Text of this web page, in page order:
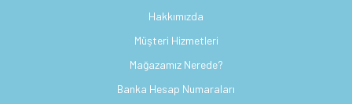
Hakkımızda
Müşteri Hizmetleri
Mağazamız Nerede?
Banka Hesap Numaraları